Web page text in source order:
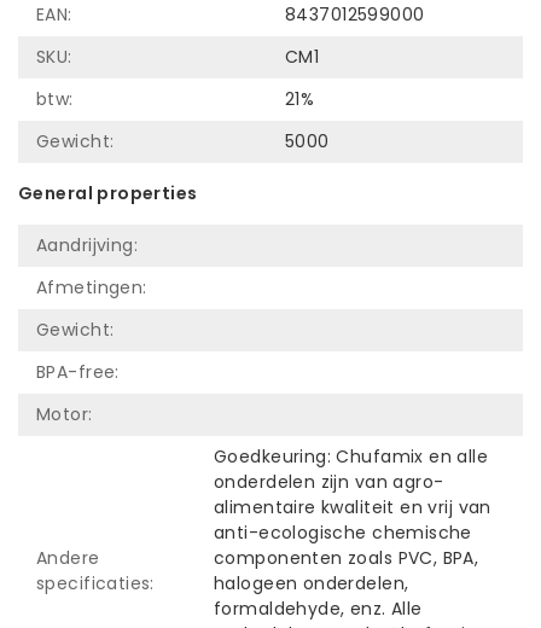
EAN:
8437012599000
SKU:
CM1
btw:
21%
Gewicht:
5000
General properties
Aandrijving:
Afmetingen:
Gewicht:
BPA-free:
Motor:
Andere
specificaties:
Goedkeuring: Chufamix en alle
onderdelen zijn van agro-
alimentaire kwaliteit en vrij van
anti-ecologische chemische
componenten zoals PVC, BPA,
halogeen onderdelen,
formaldehyde, enz. Alle